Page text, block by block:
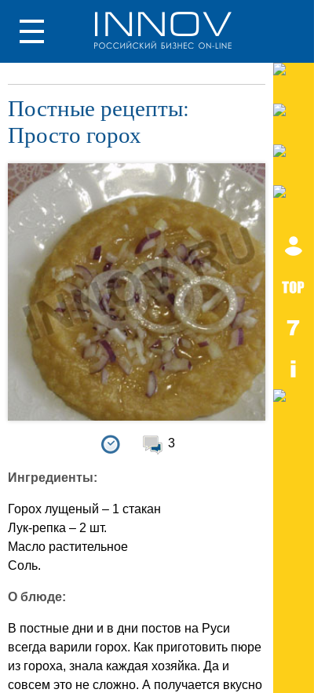
Постные рецепты:
Просто горох
3
Ингредиенты:
Горох лущеный – 1 стакан
Лук-репка – 2 шт.
Масло растительное
Соль.
О блюде:
В постные дни и в дни постов на Руси
всегда варили горох. Как приготовить пюре
из гороха, знала каждая хозяйка. Да и
совсем это не сложно. А получается вкусно